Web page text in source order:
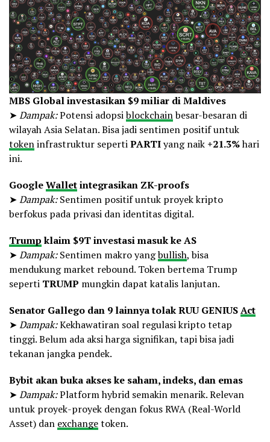
MBS Global investasikan $9 miliar di Maldives
➤Dampak:Potensi adopsiblockchainbesar-besaran di
wilayah Asia Selatan. Bisa jadi sentimen positif untuk
tokeninfrastruktur sepertiPARTIyang naik +21.3%hari
ini.
GoogleWalletintegrasikan ZK-proofs
➤Dampak:Sentimen positif untuk proyek kripto
berfokus pada privasi dan identitas digital.
Trumpklaim $9T investasi masuk ke AS
➤Dampak:Sentimen makro yangbullish, bisa
mendukung market rebound. Token bertema Trump
seperti TRUMP mungkin dapat katalis lanjutan.
Senator Gallego dan 9 lainnya tolak RUU GENIUSAct
➤Dampak:Kekhawatiran soal regulasi kripto tetap
tinggi. Belum ada aksi harga signifikan, tapi bisa jadi
tekanan jangka pendek.
Bybit akan buka akses ke saham, indeks, dan emas
➤Dampak:Platform hybrid semakin menarik. Relevan
untuk proyek-proyek dengan fokus RWA (Real-World
Asset) dan exchangetoken.